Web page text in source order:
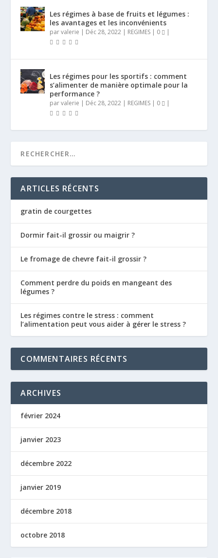
Les régimes à base de fruits et légumes :
les avantages et les inconvénients
parvalerie | Déc 28, 2022 | REGIMES | 0 |
Les régimes pour les sportifs : comment
s’alimenter de manière optimale pour la
performance ?
parvalerie | Déc 28, 2022 | REGIMES | 0 |
ARTICLES RÉCENTS
gratin de courgettes
Dormir fait-il grossir ou maigrir ?
Le fromage de chevre fait-il grossir ?
Comment perdre du poids en mangeant des
légumes ?
Les régimes contre le stress : comment
l’alimentation peut vous aider à gérer le stress ?
COMMENTAIRES RÉCENTS
ARCHIVES
février 2024
janvier 2023
décembre 2022
janvier 2019
décembre 2018
octobre 2018